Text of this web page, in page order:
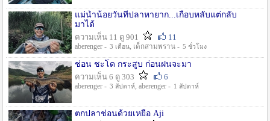
แม่น้ำน้อยวันที่ปลาหายาก...เกือบหลับแต่กลับ
มาได้
ความเห็น 11 ดู 901
11
aberenger - 3 เดือน, เด็กสามพราน - 5 ชั่วโมง
ช่อน ชะโด กระสูบ ก่อนฝนจะมา
ความเห็น 6 ดู 303
6
aberenger - 3 สัปดาห์, aberenger - 1 สัปดาห์
ตกปลาช่อนด้วยเหยื่อ Aji